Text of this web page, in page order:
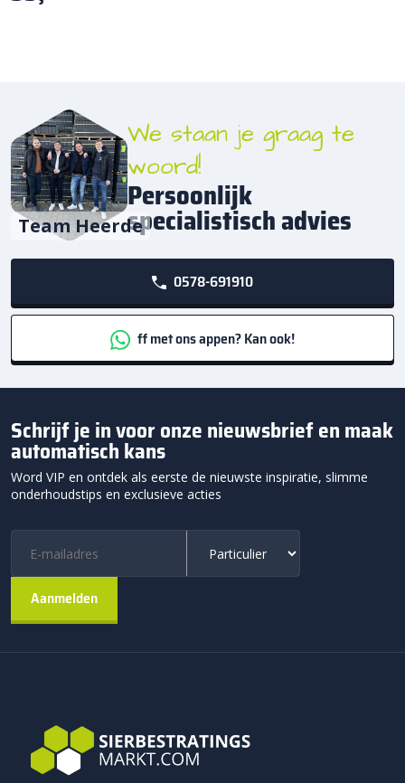
Team Heerde
We staan je graag te
woord!
Persoonlijk
specialistisch advies
0578-691910
ff met ons appen? Kan ook!
Schrijf je in voor onze nieuwsbrief en maak
automatisch kans
Word VIP en ontdek als eerste de nieuwste inspiratie, slimme
onderhoudstips en exclusieve acties